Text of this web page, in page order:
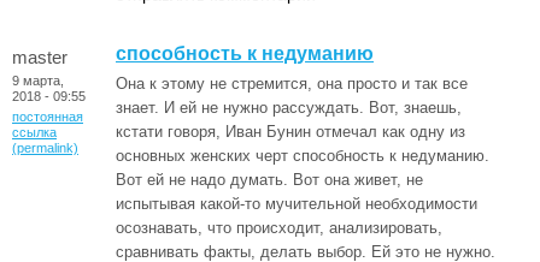
master
9 марта,
2018 - 09:55
постоянная
ссылка
(permalink)
способность к недуманию
Она к этому не стремится, она просто и так все
знает. И ей не нужно рассуждать. Вот, знаешь,
кстати говоря, Иван Бунин отмечал как одну из
основных женских черт способность к недуманию.
Вот ей не надо думать. Вот она живет, не
испытывая какой-то мучительной необходимости
осознавать, что происходит, анализировать,
сравнивать факты, делать выбор. Ей это не нужно.